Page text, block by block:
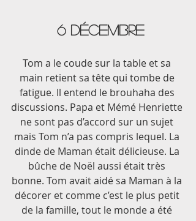
6 décembre
Tom a le coude sur la table et sa
main retient sa tête qui tombe de
fatigue. Il entend le brouhaha des
discussions. Papa et Mémé Henriette
ne sont pas d’accord sur un sujet
mais Tom n’a pas compris lequel. La
dinde de Maman était délicieuse. La
bûche de Noël aussi était très
bonne. Tom avait aidé sa Maman à la
décorer et comme c’est le plus petit
de la famille, tout le monde a été